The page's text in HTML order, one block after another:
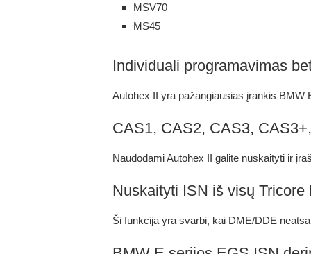
MSV70
MS45
Individuali programavimas
Autohex II yra pažangiausias įrankis BMW
CAS1, CAS2, CAS3,
Naudodami Autohex II galite nuskaityti ir
Nuskaityti ISN iš visų
Ši funkcija yra svarbi, kai DME/DDE